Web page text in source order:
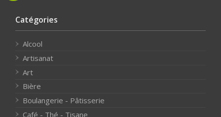
Catégories
Alcool
Artisanat
Art
Bière
Boulangerie - Pâtisserie
Café - Thé - Tisane